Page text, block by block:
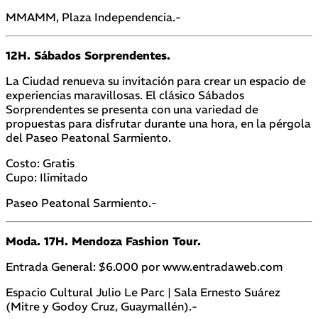
MMAMM, Plaza Independencia.-
12H. Sábados Sorprendentes.
La Ciudad renueva su invitación para crear un espacio de
experiencias maravillosas. El clásico Sábados
Sorprendentes se presenta con una variedad de
propuestas para disfrutar durante una hora, en la pérgola
del Paseo Peatonal Sarmiento.
Costo: Gratis
Cupo: Ilimitado
Paseo Peatonal Sarmiento.-
Moda. 17H. Mendoza Fashion Tour.
Entrada General: $6.000 por www.entradaweb.com
Espacio Cultural Julio Le Parc | Sala Ernesto Suárez
(Mitre y Godoy Cruz, Guaymallén).-